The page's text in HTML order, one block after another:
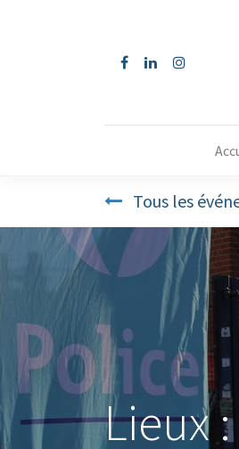
Tous les
Lieux